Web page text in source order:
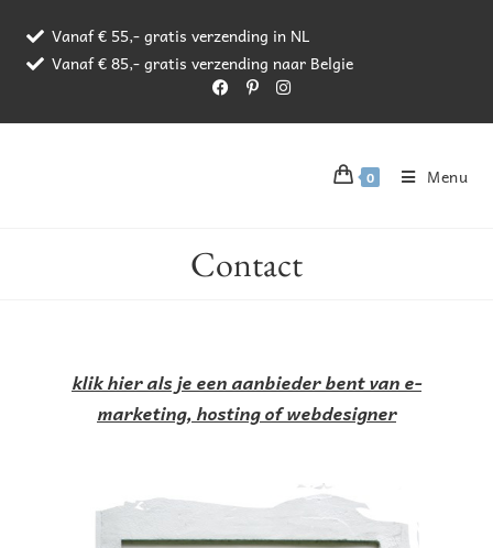
Vanaf € 55,- gratis verzending in NL
Vanaf € 85,- gratis verzending naar Belgie
0 Menu
Contact
klik hier als je een aanbieder bent van e-
marketing, hosting of webdesigner